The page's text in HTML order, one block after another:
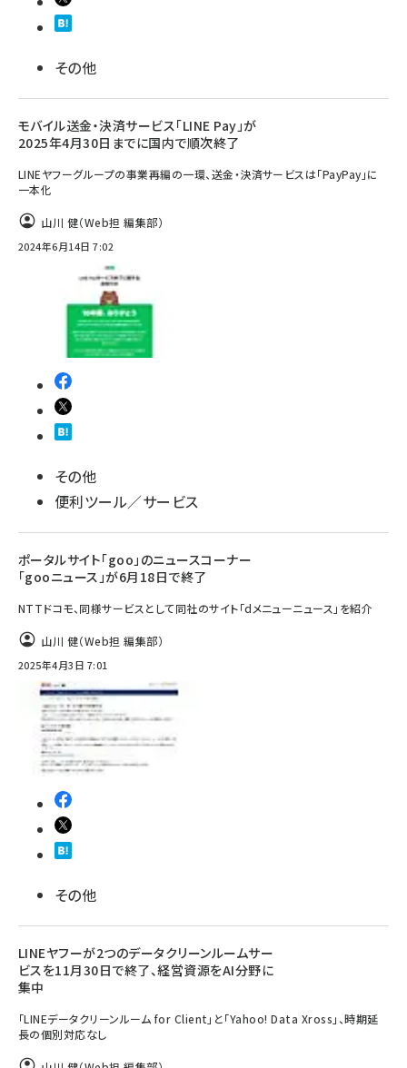
その他
モバイル送金・決済サービス「LINE Pay」が
2025年4月30日までに国内で順次終了
LINEヤフーグループの事業再編の一環、送金・決済サービスは「PayPay」に
一本化
山川 健（Web担 編集部）
2024年6月14日 7:02
その他
便利ツール／サービス
ポータルサイト「goo」のニュースコーナー
「gooニュース」が6月18日で終了
NTTドコモ、同様サービスとして同社のサイト「dメニューニュース」を紹介
山川 健（Web担 編集部）
2025年4月3日 7:01
その他
LINEヤフーが2つのデータクリーンルームサー
ビスを11月30日で終了、経営資源をAI分野に
集中
「LINEデータクリーンルーム for Client」と「Yahoo! Data Xross」、時期延
長の個別対応なし